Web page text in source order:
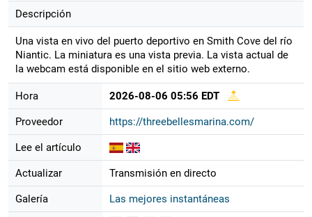
Descripción
Una vista en vivo del puerto deportivo en Smith Cove del río
Niantic. La miniatura es una vista previa. La vista actual de
la webcam está disponible en el sitio web externo.
Hora 2026-08-06 05:56 EDT
Proveedor https://threebellesmarina.com/
Lee el artículo
Actualizar Transmisión en directo
Galería Las mejores instantáneas